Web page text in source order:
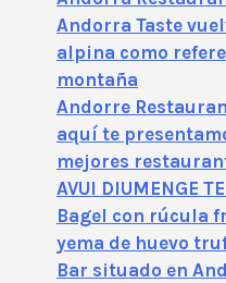
Andorra Taste
alpina como
montaña
Andorre
aquí te
mejores
AVUI DIUMENGE
Bagel con rúcula
yema de huevo
Bar situado en